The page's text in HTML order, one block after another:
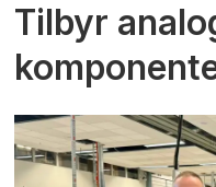
Tilbyr